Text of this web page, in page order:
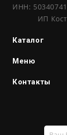
ИНН:
ИП
Каталог
Меню
Контакты